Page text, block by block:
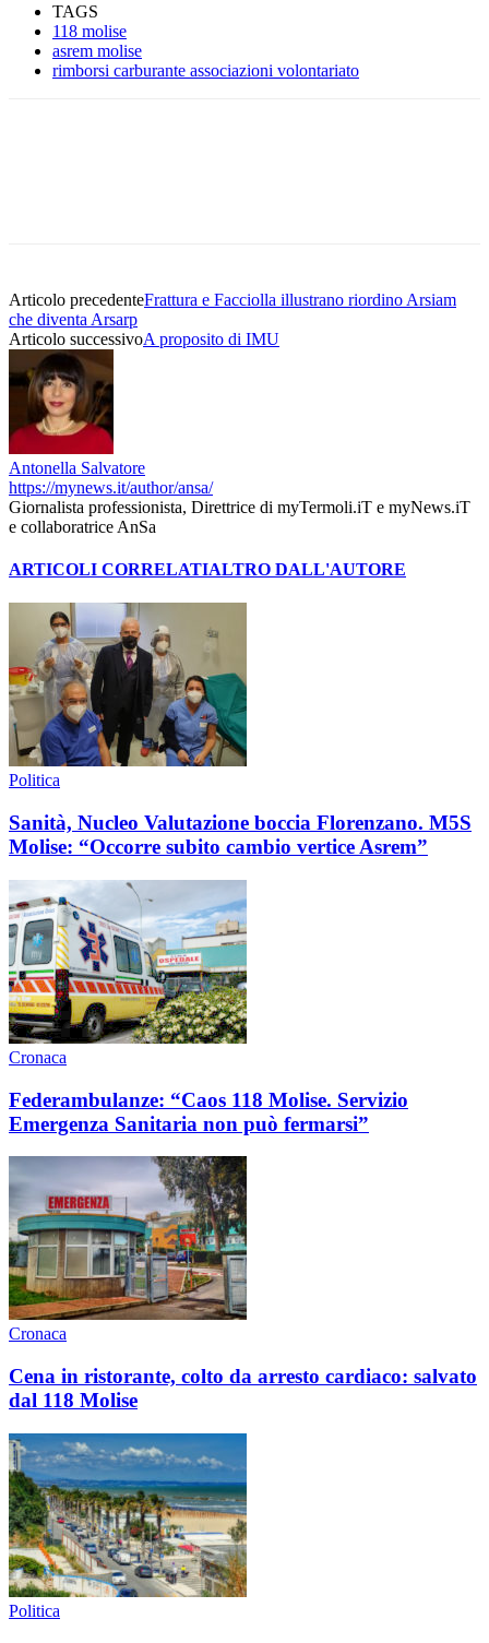
TAGS
118 molise
asrem molise
rimborsi carburante associazioni volontariato
Articolo precedenteFrattura e Facciolla illustrano riordino Arsiam
che diventa Arsarp
Articolo successivoA proposito di IMU
Antonella Salvatore
https://mynews.it/author/ansa/
Giornalista professionista, Direttrice di myTermoli.iT e myNews.iT
e collaboratrice AnSa
ARTICOLI CORRELATIALTRO DALL'AUTORE
Politica
Sanità, Nucleo Valutazione boccia Florenzano. M5S
Molise: “Occorre subito cambio vertice Asrem”
Cronaca
Federambulanze: “Caos 118 Molise. Servizio
Emergenza Sanitaria non può fermarsi”
Cronaca
Cena in ristorante, colto da arresto cardiaco: salvato
dal 118 Molise
Politica